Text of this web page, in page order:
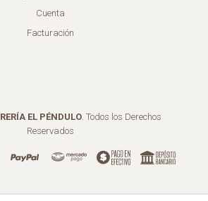
Cuenta
Facturación
EL PÉNDULO. Todos los Derechos
Reservados